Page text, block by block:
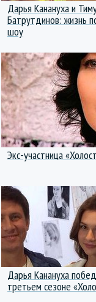
Дарья Канануха и
Батрутдинов: жизнь
шоу
Экс-участница
Дарья Канануха
третьем сезоне